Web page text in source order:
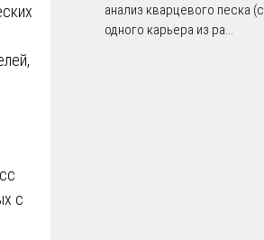
с
анализ кварцевого песка (с
одного карьера из ра...